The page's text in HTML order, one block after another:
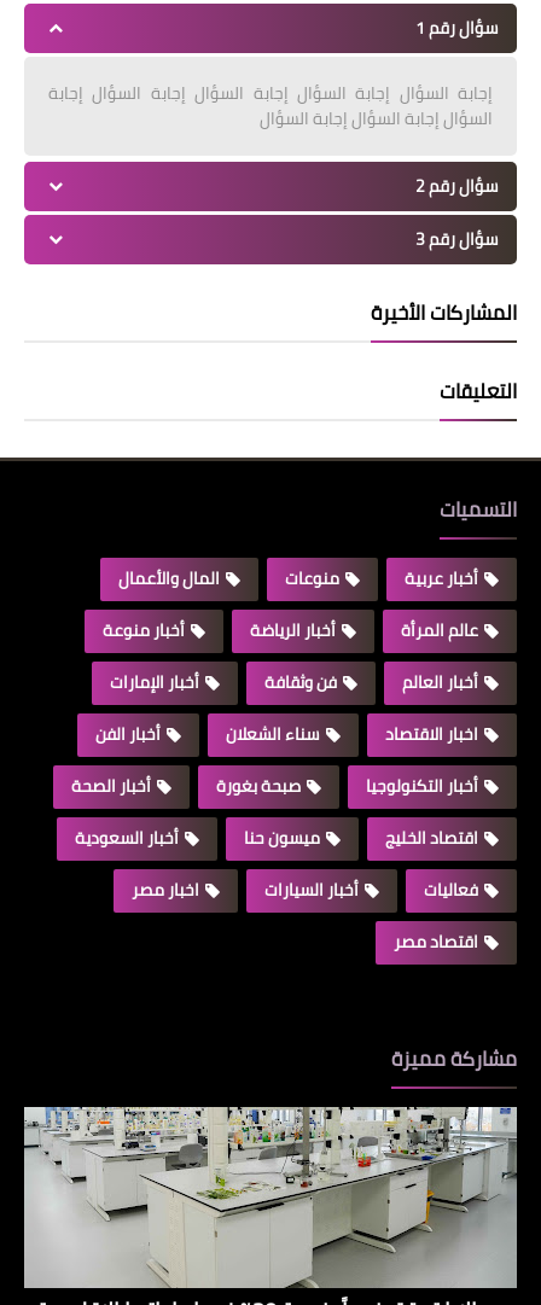
سؤال رقم 1
إجابة السؤال إجابة السؤال إجابة السؤال إجابة السؤال إجابة
السؤال إجابة السؤال إجابة السؤال
سؤال رقم 2
سؤال رقم 3
المشاركات الأخيرة
التعليقات
التسميات
أخبار عربية منوعات
المال والأعمال
عالم المرأة
أخبار الرياضة
أخبار منوعة
أخبار العالم
فن وثقافة
أخبار الإمارات
اخبار الاقتصاد
سناء الشعلان
أخبار الفن
أخبار التكنولوجيا
صبحة بغورة
أخبار الصحة
اقتصاد الخليج
ميسون حنا
أخبار السعودية
فعاليات
أخبار السيارات
اخبار مصر
اقتصاد مصر
مشاركة مميزة